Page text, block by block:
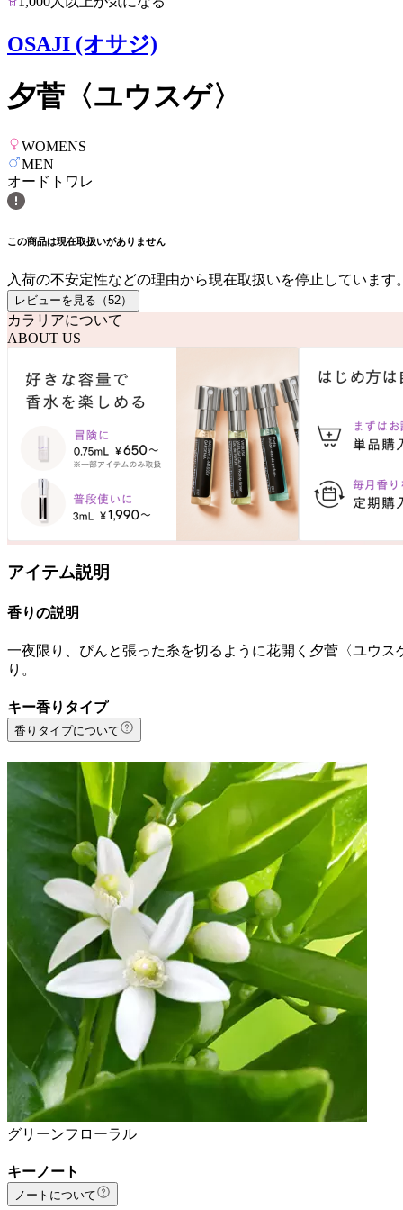
OSAJI (オサジ)
夕菅〈ユウスゲ〉
WOMENS
MEN
オードトワレ
この商品は現在取扱いがありません
入荷の不安定性などの理由から現在取扱いを停止しています
レビューを見る（52）
カラリアについて
ABOUT US
アイテム説明
香りの説明
一夜限り、ぴんと張った糸を切るように花開く夕菅〈ユウ
り。
キー香りタイプ
香りタイプについて
グリーンフローラル
キーノート
ノートについて